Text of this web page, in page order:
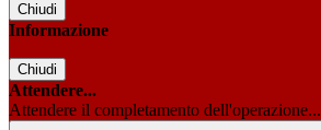
Chiudi
Informazione
Chiudi
Attendere...
Attendere il completamento dell'operazione...